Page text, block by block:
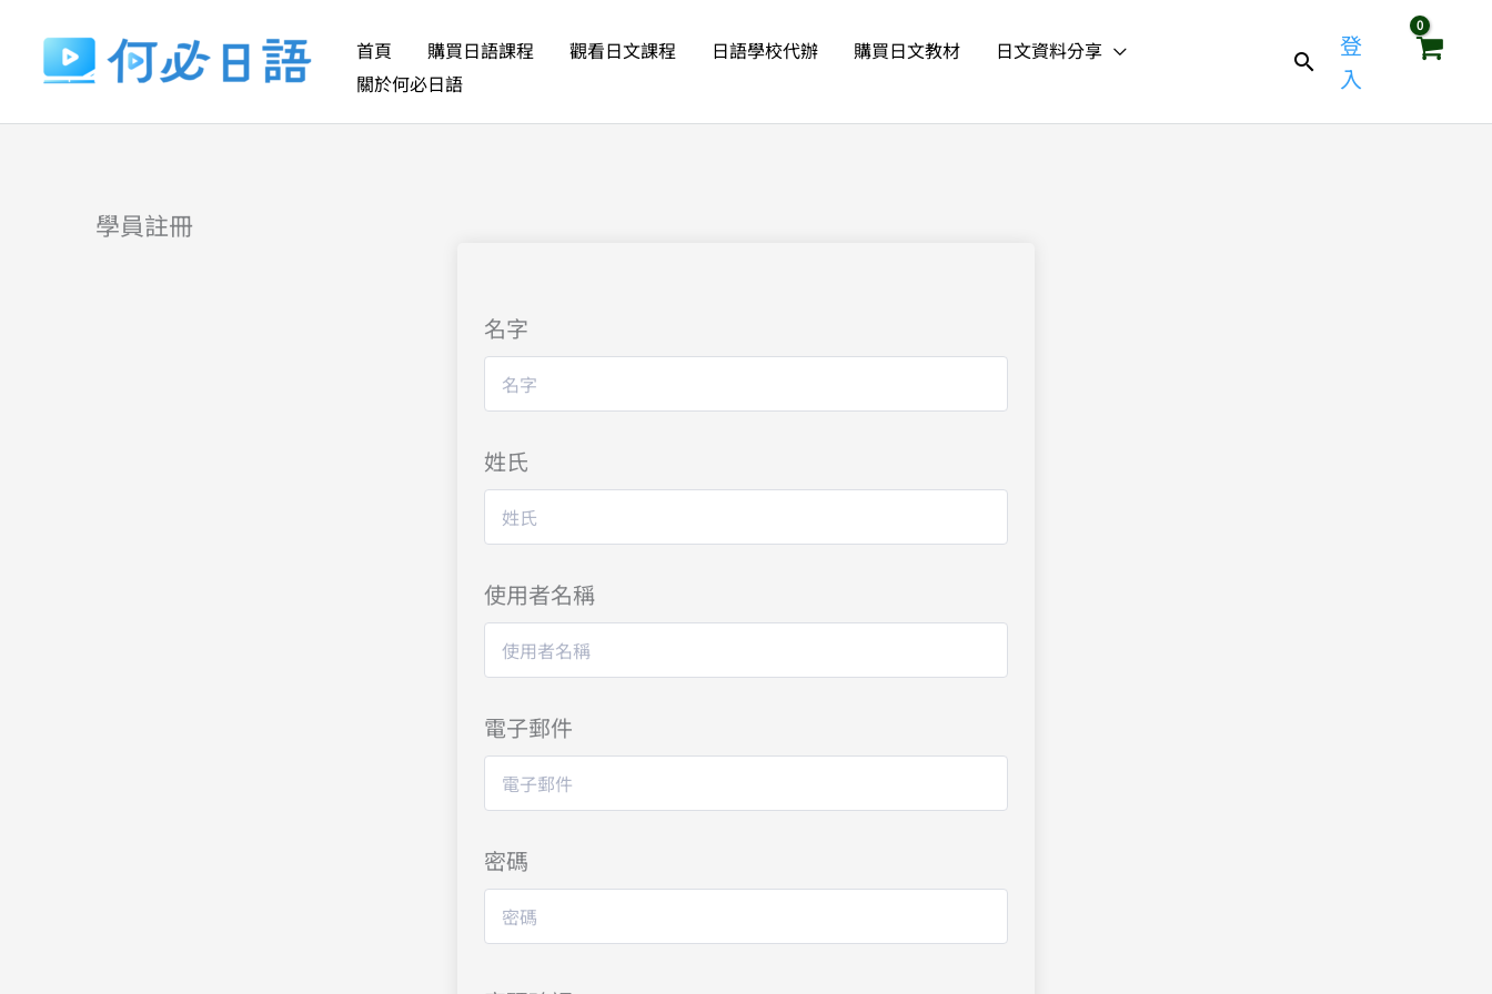
要
首頁 購買日語課程 觀看日文課程 日語學校代辦 購買日文教材
日文資料分享
關於何必日語
登
入
學員註冊
名字
姓氏
使用者名稱
電子郵件
密碼